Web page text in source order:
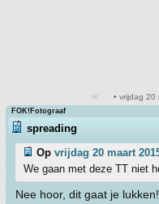
• vrijdag 20
FOK!Fotograaf
spreading
Op vrijdag 20 maart
We gaan met deze TT niet
Nee hoor, dit gaat je lukken!